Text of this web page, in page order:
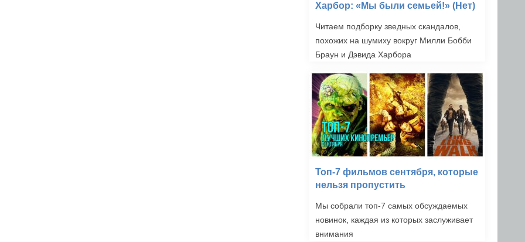
Харбор: «Мы были семьей!» (Нет)
Читаем подборку зведных скандалов,
похожих на шумиху вокруг Милли Бобби
Браун и Дэвида Харбора
Топ-7 фильмов сентября, которые
нельзя пропустить
Мы собрали топ-7 самых обсуждаемых
новинок, каждая из которых заслуживает
внимания